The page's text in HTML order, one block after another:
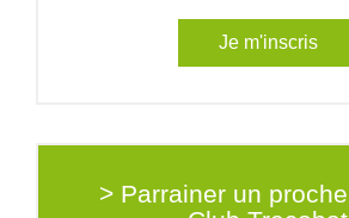
Je m'inscris
> Parrainer un